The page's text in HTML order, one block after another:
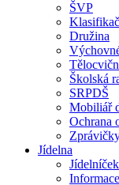
ŠVP
Družina
Školská
SRPDŠ
Mobiliář
Ochrana
Jídelna
Jídelníček
Informace